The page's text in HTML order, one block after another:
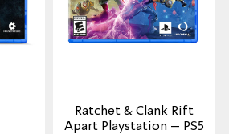
Ratchet & Clank Rift
Apart Playstation – PS5